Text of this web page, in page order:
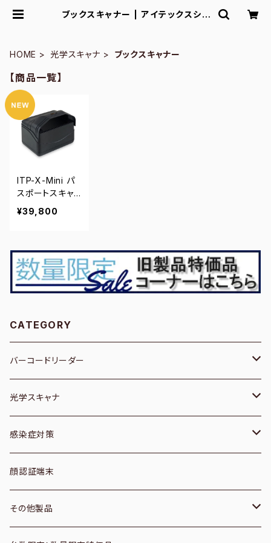
ブックスキャナー | アイテックスショ
HOME 光学スキャナ ブックスキャナー
【商品一覧】
ITP-X-Mini パ
スポートスキャ
ナ
¥39,800
CATEGORY
バーコードリーダー
１次元／有線
１次元／無線
２次元／有線
２次元／無線
光学スキャナ
ブックスキャナー
フィルムスキャナ
プレパラートスキャナ
感染症対策
空調機器
サーモグラフィーカメラ
顔認証端末
その他製品